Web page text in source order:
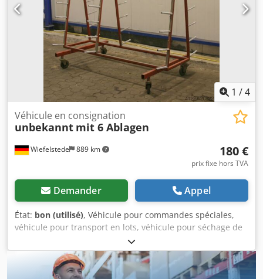
1 /4
Wiefelstede 889 km
Véhicule en consignation
unbekannt mit 6 Ablagen
180 €
prix fixe hors TVA
Demander Appel
État: bon (utilisé), Véhicule pour commandes spéciales,
véhicule pour transport en lots, véhicule pour séchage de
peinture, véhicule pour transport d’articles spécifiques,
véhicule de transport, véhicule pour profilés de fenêtres. -
Longueur totale : 2 000 mm -Largeur totale : 1 160 mm -
Hauteur totale : 2 160 mm -Longueur du bras : 225 mm -